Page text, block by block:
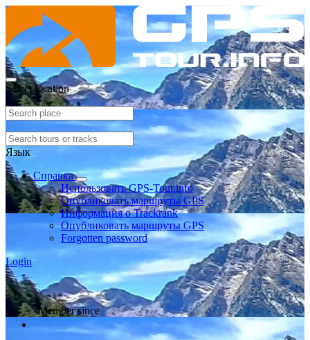
Select location
Язык
Справка
Использовать GPS-Tour.info
Опубликовать маршруты GPS
Информация о Trackrank
Опубликовать маршруты GPS
Forgotten password
Login
Member since